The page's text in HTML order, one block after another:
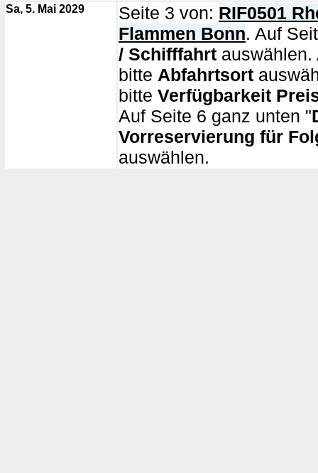
Sa, 5. Mai 2029 Seite 3 von: RIF0501
Flammen Bonn. Auf
/ Schifffahrt auswählen.
bitte Abfahrtsort
bitte Verfügbarkeit
Auf Seite 6 ganz unten "
Vorreservierung für
auswählen.